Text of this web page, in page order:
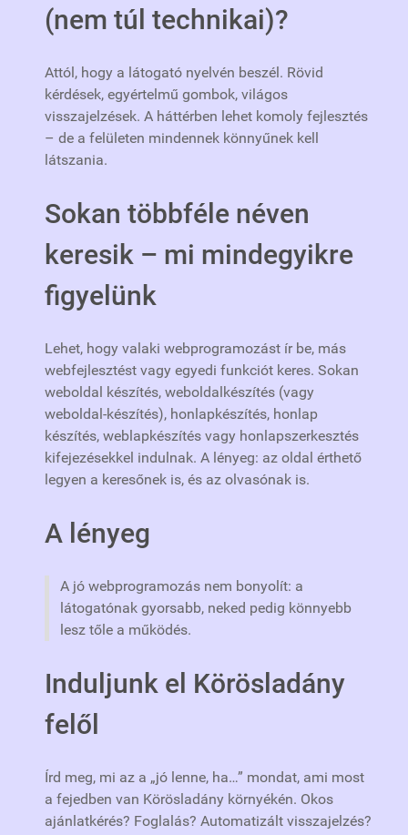
(nem túl technikai)?
Attól, hogy a látogató nyelvén beszél. Rövid
kérdések, egyértelmű gombok, világos
visszajelzések. A háttérben lehet komoly fejlesztés
– de a felületen mindennek könnyűnek kell
látszania.
Sokan többféle néven
keresik – mi mindegyikre
figyelünk
Lehet, hogy valaki webprogramozást ír be, más
webfejlesztést vagy egyedi funkciót keres. Sokan
weboldal készítés, weboldalkészítés (vagy
weboldal-készítés), honlapkészítés, honlap
készítés, weblapkészítés vagy honlapszerkesztés
kifejezésekkel indulnak. A lényeg: az oldal érthető
legyen a keresőnek is, és az olvasónak is.
A lényeg
A jó webprogramozás nem bonyolít: a
látogatónak gyorsabb, neked pedig könnyebb
lesz tőle a működés.
Induljunk el Körösladány
felől
Írd meg, mi az a „jó lenne, ha…” mondat, ami most
a fejedben van Körösladány környékén. Okos
ajánlatkérés? Foglalás? Automatizált visszajelzés?